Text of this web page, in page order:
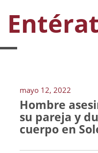
mayo 12, 2022
Hombre
su pareja y
cuerpo en